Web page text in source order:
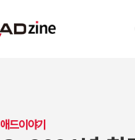
애드이야기